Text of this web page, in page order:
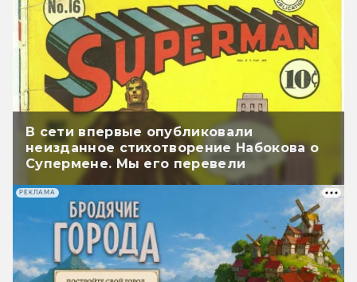
В сети впервые опубликовали
неизданное стихотворение Набокова о
Супермене. Мы его перевели
РЕКЛАМА